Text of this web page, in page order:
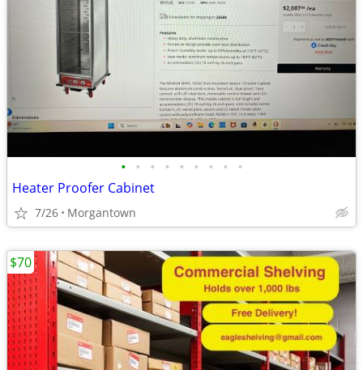
• • • • • • • • •
Heater Proofer Cabinet
7/26 Morgantown
$70